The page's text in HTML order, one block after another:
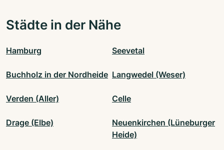
Städte in der Nähe
Hamburg Seevetal
Buchholz in der Nordheide Langwedel (Weser)
Verden (Aller) Celle
Drage (Elbe)
Neuenkirchen (Lüneburger
Heide)